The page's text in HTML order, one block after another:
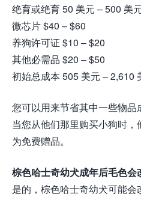
绝育或绝育 50 美元 – 500 美
微芯片 $40 – $60
养狗许可证 $10 – $20
其他必需品 $20 – $50
初始总成本 505 美元 – 2,610
您可以用来节省其中一些物品
当您从他们那里购买小狗时
为免费赠品。
棕色哈士奇幼犬成年后毛色会
是的，棕色哈士奇幼犬可能